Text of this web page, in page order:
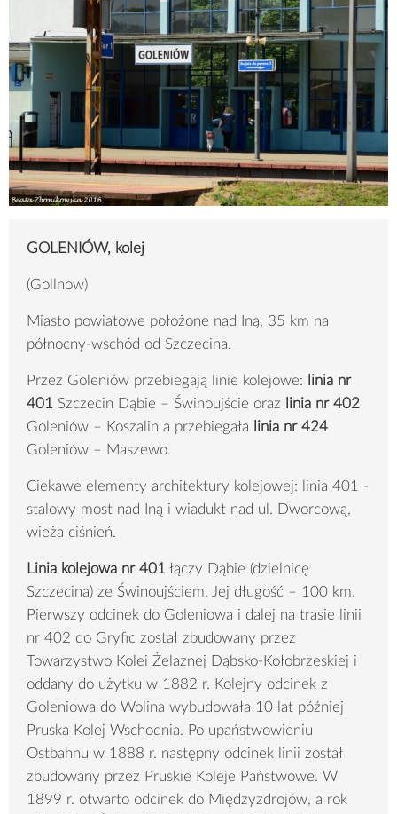
GOLENIÓW, kolej
(Gollnow)
Miasto powiatowe położone nad Iną, 35 km na
północny-wschód od Szczecina.
Przez Goleniów przebiegają linie kolejowe:
linia nr
401 Szczecin Dąbie – Świnoujście oraz linia nr 402
Goleniów – Koszalin a przebiegała
linia nr 424
Goleniów – Maszewo.
Ciekawe elementy architektury kolejowej: linia 401 -
stalowy most nad Iną i wiadukt nad ul. Dworcową,
wieża ciśnień.
Linia kolejowa nr 401 łączy Dąbie (dzielnicę
Szczecina) ze Świnoujściem. Jej długość – 100 km.
Pierwszy odcinek do Goleniowa i dalej na trasie linii
nr 402 do Gryfic został zbudowany przez
Towarzystwo Kolei Żelaznej Dąbsko-Kołobrzeskiej i
oddany do użytku w 1882 r. Kolejny odcinek z
Goleniowa do Wolina wybudowała 10 lat później
Pruska Kolej Wschodnia. Po upaństwowieniu
Ostbahnu w 1888 r. następny odcinek linii został
zbudowany przez Pruskie Koleje Państwowe. W
1899 r. otwarto odcinek do Międzyzdrojów, a rok